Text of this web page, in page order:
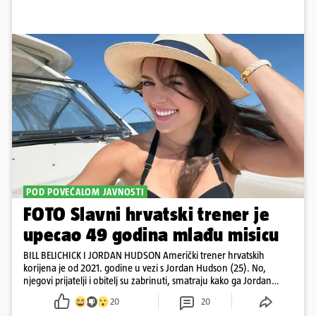
POD POVEĆALOM JAVNOSTI
FOTO Slavni hrvatski trener je
upecao 49 godina mlađu misicu
BILL BELICHICK I JORDAN HUDSON Američki trener hrvatskih
korijena je od 2021. godine u vezi s Jordan Hudson (25). No,
njegovi prijatelji i obitelj su zabrinuti, smatraju kako ga Jordan
kontrolira
20 20